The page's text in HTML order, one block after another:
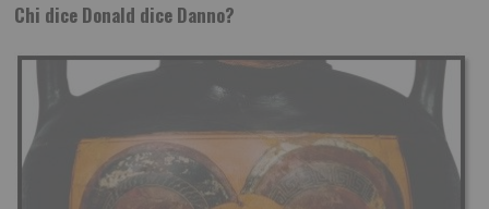
Chi dice Donald dice Danno?